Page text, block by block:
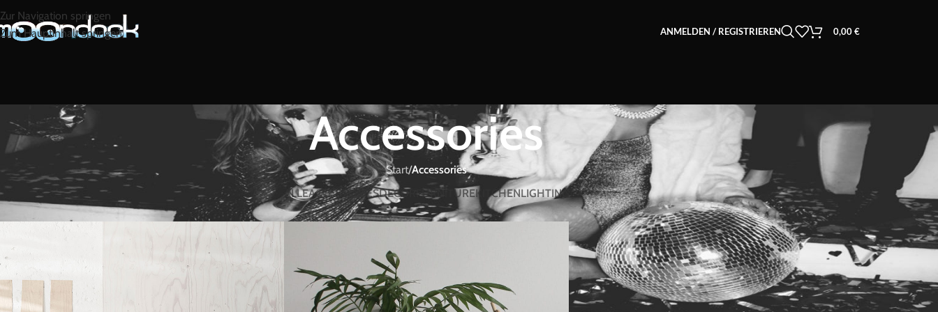
Zur Navigation springen
Zum Hauptinhalt springen
ANMELDEN / REGISTRIEREN 0,00€
Accessories
Start/Accessories
ALLEACCESSORIESDECOR FURNITUREKITCHENLIGHTING